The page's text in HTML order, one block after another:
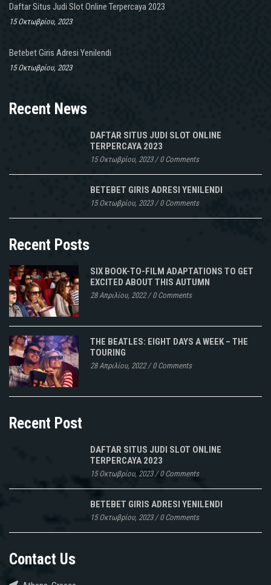
Daftar Situs Judi Slot Online Terpercaya 2023
15 Οκτωβρίου, 2023
Betebet Giris Adresi Yenilendi
15 Οκτωβρίου, 2023
Recent News
DAFTAR SITUS JUDI SLOT ONLINE
TERPERCAYA 2023
15 Οκτωβρίου, 2023/0 Comments
BETEBET GIRIS ADRESI YENILENDI
15 Οκτωβρίου, 2023/0 Comments
Recent Posts
SIX BOOK-TO-FILM ADAPTATIONS TO GET
EXCITED ABOUT THIS AUTUMN
28 Απριλίου, 2022/0 Comments
THE BEATLES: EIGHT DAYS A WEEK – THE
TOURING
28 Απριλίου, 2022/0 Comments
Recent Post
DAFTAR SITUS JUDI SLOT ONLINE
TERPERCAYA 2023
15 Οκτωβρίου, 2023/0 Comments
BETEBET GIRIS ADRESI YENILENDI
15 Οκτωβρίου, 2023/0 Comments
Contact Us